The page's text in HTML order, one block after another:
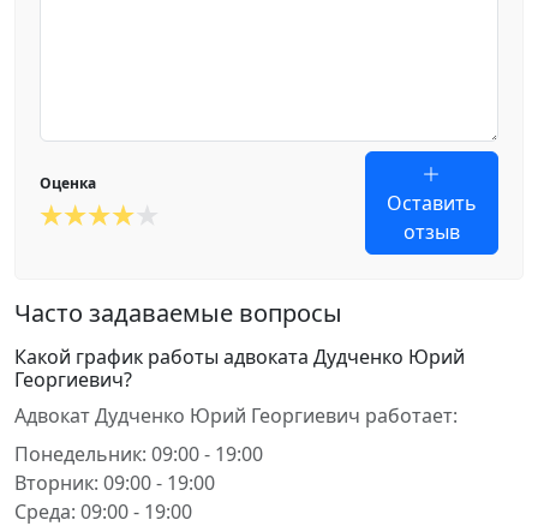
Оценка
Оставить
отзыв
Часто задаваемые вопросы
Какой график работы адвоката Дудченко Юрий
Георгиевич?
Адвокат Дудченко Юрий Георгиевич работает:
Понедельник: 09:00 - 19:00
Вторник: 09:00 - 19:00
Среда: 09:00 - 19:00